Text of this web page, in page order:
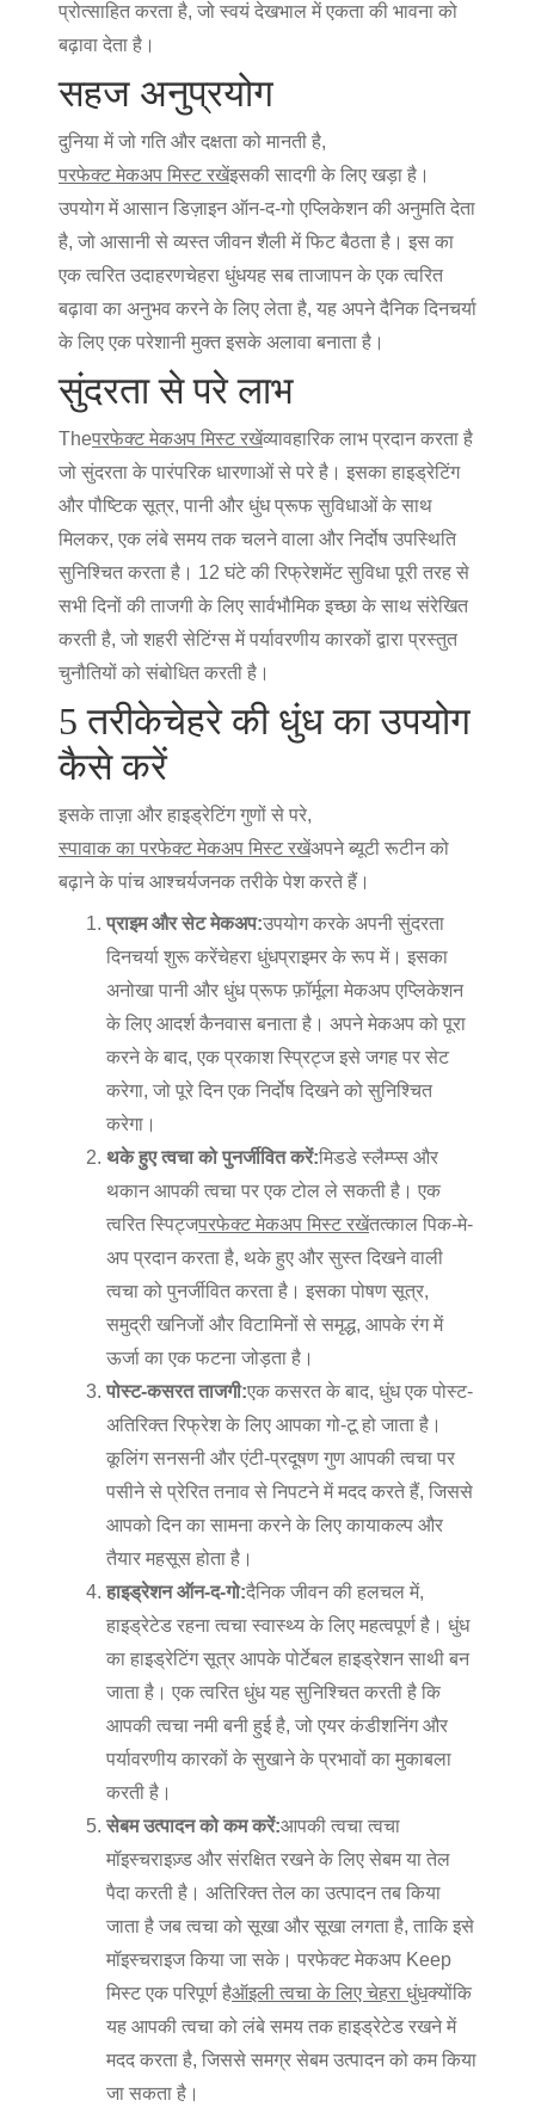
प्रोत्साहित करता है, जो स्वयं देखभाल में एकता की भावना को
बढ़ावा देता है।
सहज अनुप्रयोग
दुनिया में जो गति और दक्षता को मानती है,
परफेक्ट मेकअप मिस्ट रखेंइसकी सादगी के लिए खड़ा है।
उपयोग में आसान डिज़ाइन ऑन-द-गो एप्लिकेशन की अनुमति देता
है, जो आसानी से व्यस्त जीवन शैली में फिट बैठता है। इस का
एक त्वरित उदाहरणचेहरा धुंधयह सब ताजापन के एक त्वरित
बढ़ावा का अनुभव करने के लिए लेता है, यह अपने दैनिक दिनचर्या
के लिए एक परेशानी मुक्त इसके अलावा बनाता है।
सुंदरता से परे लाभ
Theपरफेक्ट मेकअप मिस्ट रखेंव्यावहारिक लाभ प्रदान करता है
जो सुंदरता के पारंपरिक धारणाओं से परे है। इसका हाइड्रेटिंग
और पौष्टिक सूत्र, पानी और धुंध प्रूफ सुविधाओं के साथ
मिलकर, एक लंबे समय तक चलने वाला और निर्दोष उपस्थिति
सुनिश्चित करता है। 12 घंटे की रिफ्रेशमेंट सुविधा पूरी तरह से
सभी दिनों की ताजगी के लिए सार्वभौमिक इच्छा के साथ संरेखित
करती है, जो शहरी सेटिंग्स में पर्यावरणीय कारकों द्वारा प्रस्तुत
चुनौतियों को संबोधित करती है।
5 तरीकेचेहरे की धुंध का उपयोग
कैसे करें
इसके ताज़ा और हाइड्रेटिंग गुणों से परे,
स्पावाक का परफेक्ट मेकअप मिस्ट रखेंअपने ब्यूटी रूटीन को
बढ़ाने के पांच आश्चर्यजनक तरीके पेश करते हैं।
प्राइम और सेट मेकअप:उपयोग करके अपनी सुंदरता
दिनचर्या शुरू करेंचेहरा धुंधप्राइमर के रूप में। इसका
अनोखा पानी और धुंध प्रूफ फ़ॉर्मूला मेकअप एप्लिकेशन
के लिए आदर्श कैनवास बनाता है। अपने मेकअप को पूरा
करने के बाद, एक प्रकाश स्प्रिट्ज इसे जगह पर सेट
करेगा, जो पूरे दिन एक निर्दोष दिखने को सुनिश्चित
करेगा।
थके हुए त्वचा को पुनर्जीवित करें:मिडडे स्लैम्प्स और
थकान आपकी त्वचा पर एक टोल ले सकती है। एक
त्वरित स्पिट्जपरफेक्ट मेकअप मिस्ट रखेंतत्काल पिक-मे-
अप प्रदान करता है, थके हुए और सुस्त दिखने वाली
त्वचा को पुनर्जीवित करता है। इसका पोषण सूत्र,
समुद्री खनिजों और विटामिनों से समृद्ध, आपके रंग में
ऊर्जा का एक फटना जोड़ता है।
पोस्ट-कसरत ताजगी:एक कसरत के बाद, धुंध एक पोस्ट-
अतिरिक्त रिफ्रेश के लिए आपका गो-टू हो जाता है।
कूलिंग सनसनी और एंटी-प्रदूषण गुण आपकी त्वचा पर
पसीने से प्रेरित तनाव से निपटने में मदद करते हैं, जिससे
आपको दिन का सामना करने के लिए कायाकल्प और
तैयार महसूस होता है।
हाइड्रेशन ऑन-द-गो:दैनिक जीवन की हलचल में,
हाइड्रेटेड रहना त्वचा स्वास्थ्य के लिए महत्वपूर्ण है। धुंध
का हाइड्रेटिंग सूत्र आपके पोर्टेबल हाइड्रेशन साथी बन
जाता है। एक त्वरित धुंध यह सुनिश्चित करती है कि
आपकी त्वचा नमी बनी हुई है, जो एयर कंडीशनिंग और
पर्यावरणीय कारकों के सुखाने के प्रभावों का मुकाबला
करती है।
सेबम उत्पादन को कम करें:आपकी त्वचा त्वचा
मॉइस्चराइज़्ड और संरक्षित रखने के लिए सेबम या तेल
पैदा करती है। अतिरिक्त तेल का उत्पादन तब किया
जाता है जब त्वचा को सूखा और सूखा लगता है, ताकि इसे
मॉइस्चराइज किया जा सके। परफेक्ट मेकअप Keep
मिस्ट एक परिपूर्ण हैऑइली त्वचा के लिए चेहरा धुंधक्योंकि
यह आपकी त्वचा को लंबे समय तक हाइड्रेटेड रखने में
मदद करता है, जिससे समग्र सेबम उत्पादन को कम किया
जा सकता है।